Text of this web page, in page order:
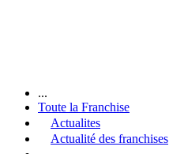
...
Toute la Franchise
Actualites
Actualité des franchises